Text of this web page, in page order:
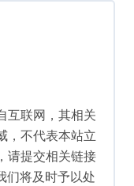
互联网，其相关
，不代表本站立
请提交相关链接
们将及时予以处